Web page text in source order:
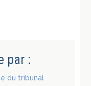
par :
du tribunal